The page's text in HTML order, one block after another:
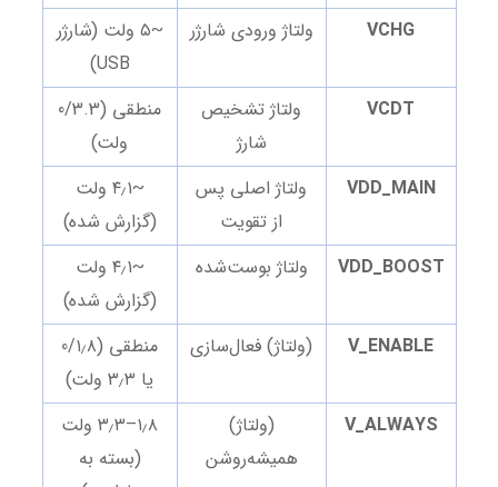
VCHG
ولتاژ ورودی شارژر
~۵ ولت (شارژر
USB)
VCDT
ولتاژ تشخیص
شارژ
منطقی (0/3.3
ولت)
VDD_MAIN
ولتاژ اصلی پس
از تقویت
~۴٫۱ ولت
(گزارش شده)
VDD_BOOST
ولتاژ بوست‌شده
~۴٫۱ ولت
(گزارش شده)
V_ENABLE
(ولتاژ) فعال‌سازی
منطقی (0/۱٫۸
یا ۳٫۳ ولت)
V_ALWAYS
(ولتاژ)
همیشه‌روشن
۱٫۸–۳٫۳ ولت
(بسته به